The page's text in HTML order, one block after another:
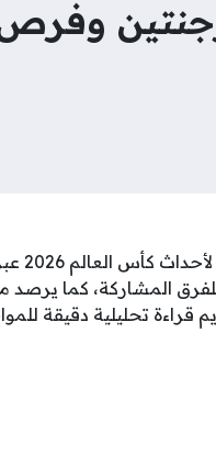
مساء
المشاركة، كما يرصد
قراءة تحليلية دقيقة